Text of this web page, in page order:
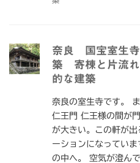
奈良 国宝室生
築 寄棟と片流れ
的な建築
奈良の室生寺です。
仁王門 仁王様の間が
が大きい。この軒が
ーションになってい
の中へ。 空気が澄ん